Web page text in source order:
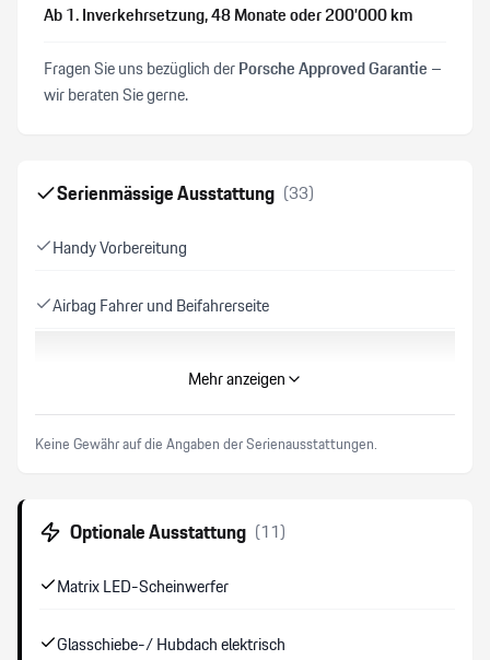
Ab 1. Inverkehrsetzung, 48 Monateoder 200’000 km
Fragen Sie uns bezüglich derPorsche Approved Garantie –
wir beraten Sie gerne.
Serienmässige Ausstattung (33)
Handy Vorbereitung
Airbag Fahrer und Beifahrerseite
Bremssättel rot lackiert
Reifendruck-Kontrollsystem RDK
Sound Package Plus
Leichtmetallräder 20"/21"
Mehr anzeigen
Keine Gewähr auf die Angaben der Serienausstattungen.
Optionale Ausstattung (11)
Matrix LED-Scheinwerfer
Glasschiebe-/ Hubdach elektrisch